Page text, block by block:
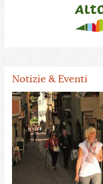
Notizie & Eventi